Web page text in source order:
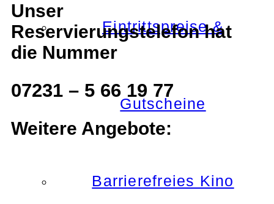
Eintrittspreise &
Gutscheine
Barrierefreies Kino
Unser
Reservierungstelefon hat
die Nummer
07231 – 5 66 19 77
Weitere Angebote: